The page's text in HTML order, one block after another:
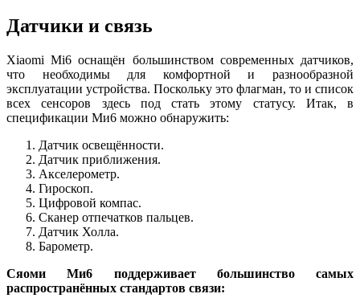
Датчики и связь
Xiaomi Mi6 оснащён большинством современных датчиков,
что необходимы для комфортной и разнообразной
эксплуатации устройства. Поскольку это флагман, то и список
всех сенсоров здесь под стать этому статусу. Итак, в
спецификации Ми6 можно обнаружить:
Датчик освещённости.
Датчик приближения.
Акселерометр.
Гироскоп.
Цифровой компас.
Сканер отпечатков пальцев.
Датчик Холла.
Барометр.
Сяоми Ми6 поддерживает большинство самых
распространённых стандартов связи: